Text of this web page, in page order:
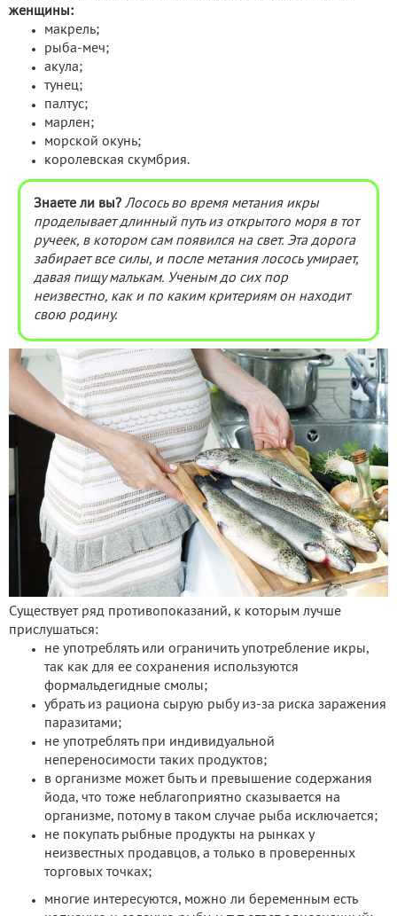
женщины:
макрель;
рыба-меч;
акула;
тунец;
палтус;
марлен;
морской окунь;
королевская скумбрия.
Знаете ли вы? Лосось во время метания икры
проделывает длинный путь из открытого моря в тот
ручеек, в котором сам появился на свет. Эта дорога
забирает все силы, и после метания лосось умирает,
давая пищу малькам. Ученым до сих пор
неизвестно, как и по каким критериям он находит
свою родину.
Существует ряд противопоказаний, к которым лучше
прислушаться:
не употреблять или ограничить употребление икры,
так как для ее сохранения используются
формальдегидные смолы;
убрать из рациона сырую рыбу из-за риска заражения
паразитами;
не употреблять при индивидуальной
непереносимости таких продуктов;
в организме может быть и превышение содержания
йода, что тоже неблагоприятно сказывается на
организме, потому в таком случае рыба исключается;
не покупать рыбные продукты на рынках у
неизвестных продавцов, а только в проверенных
торговых точках;
многие интересуются, можно ли беременным есть